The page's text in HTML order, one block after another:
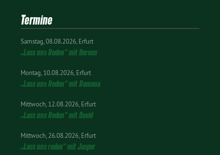
Termine
Samstag 08.08.2026 Erfurt
„Lass uns Reden“ mit Doreen
Montag 10.08.2026 Erfurt
„Lass uns Reden“ mit Ramona
Mittwoch 12.08.2026 Erfurt
„Lass uns Reden“ mit David
Mittwoch 26.08.2026 Erfurt
„Lass uns reden“ mit Jasper